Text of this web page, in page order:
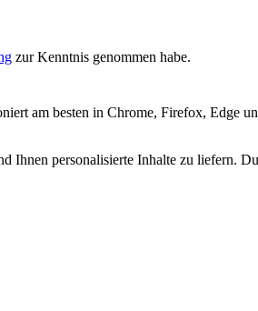
zur Kenntnis genommen habe.
am besten in Chrome, Firefox, Edge
Ihnen personalisierte Inhalte zu liefern.